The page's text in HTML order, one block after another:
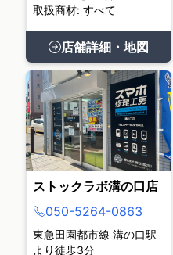
取扱商材: すべて
店舗詳細・地図
ストックラボ溝の口店
050-5264-0863
東急田園都市線 溝の口駅
より徒歩3分